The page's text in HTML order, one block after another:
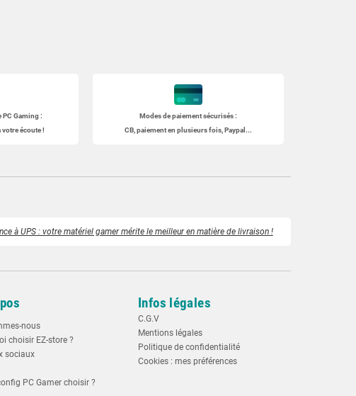
PC Gaming:
votre écoute !
Modes de paiement sécurisés :
CB, paiement en plusieurs fois, Paypal...
à UPS : votre matériel gamer mérite le meilleur en matière de livraison !
nous
choisir EZ-store ?
sociaux
PC Gamer choisir ?
Infos légales
C.G.V
Mentions légales
Politique de confidentialité
Cookies : mes préférences